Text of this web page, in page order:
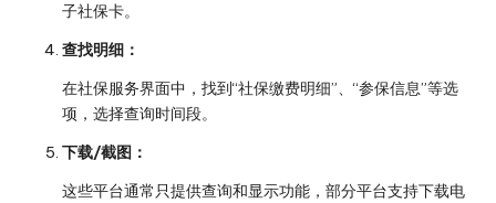
子社保卡。
查找明细：
在社保服务界面中，找到“社保缴费明细”、“参保信息”等选
项，选择查询时间段。
下载/截图：
这些平台通常只提供查询和显示功能，部分平台支持下载电